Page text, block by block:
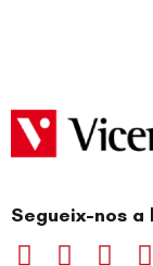
Segueix-nos a